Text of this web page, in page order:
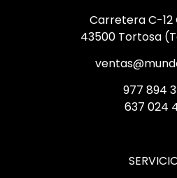
Carretera C-12
43500 Tortosa
977 894
637 024